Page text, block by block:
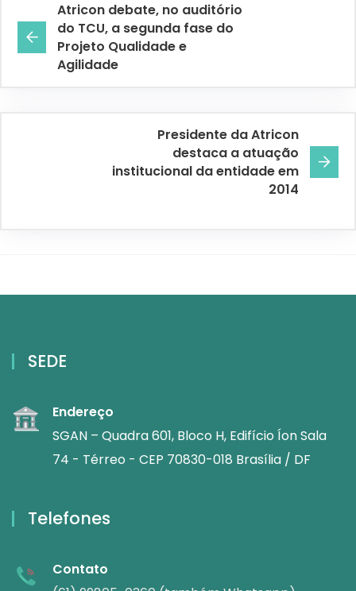
Atricon debate, no auditório
do TCU, a segunda fase do
Projeto Qualidade e
Agilidade
Presidente da Atricon
destaca a atuação
institucional da entidade em
2014
SEDE
Endereço
SGAN – Quadra 601, Bloco H, Edifício Íon Sala
74 - Térreo - CEP 70830-018 Brasília / DF
Telefones
Contato